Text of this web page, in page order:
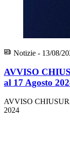
Notizie - 13/08/
AVVISO
al 17 Agosto
AVVISO
2024